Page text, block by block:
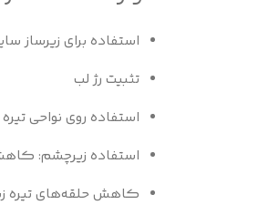
استفاده برای زیرساز
تثبیت رژ لب
استفاده روی نواحی
استفاده زیرچشم:
کاهش حلقه‌های تیره